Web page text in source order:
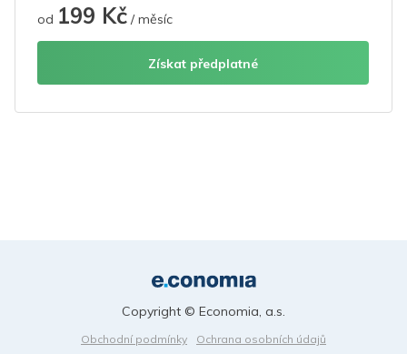
od 199 Kč / měsíc
Získat předplatné
Obchodní podmínky
Ochrana osobních údajů
Copyright © Economia, a.s.